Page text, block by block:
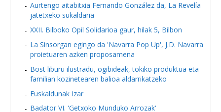
Aurtengo aitabitxia Fernando González da, La Revelía
jatetxeko sukaldaria
XXII. Bilboko Opil Solidarioa gaur, hilak 5, Bilbon
La Sinsorgan egingo da 'Navarra Pop Up', J.D. Navarra
proietuaren azken proposamena
Bost liburu ilustradu, ogibideak, tokiko produktua eta
familian kozinetearen balioa aldarrikatzeko
Euskaldunak Izar
Badator VI. 'Getxoko Munduko Arrozak'